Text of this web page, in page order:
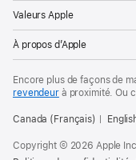
Valeurs Apple
À propos d’Apple
Encore plus de façons de
revendeurà proximité. Ou
Canada (Français)
Copyright © 2026 Apple